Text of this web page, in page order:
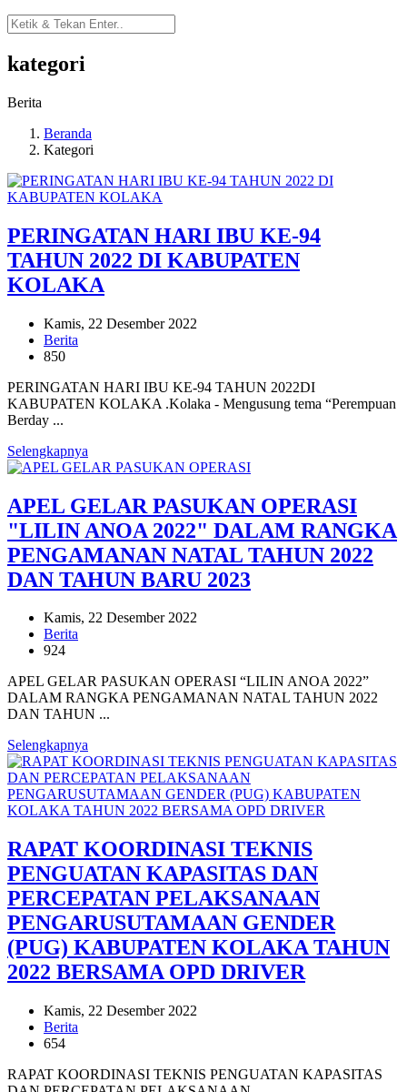
kategori
Berita
Beranda
Kategori
PERINGATAN HARI IBU KE-94
TAHUN 2022 DI KABUPATEN
KOLAKA
Kamis, 22 Desember 2022
Berita
850
PERINGATAN HARI IBU KE-94 TAHUN 2022DI
KABUPATEN KOLAKA .Kolaka - Mengusung tema “Perempuan
Berday ...
Selengkapnya
APEL GELAR PASUKAN OPERASI
"LILIN ANOA 2022" DALAM RANGKA
PENGAMANAN NATAL TAHUN 2022
DAN TAHUN BARU 2023
Kamis, 22 Desember 2022
Berita
924
APEL GELAR PASUKAN OPERASI “LILIN ANOA 2022”
DALAM RANGKA PENGAMANAN NATAL TAHUN 2022
DAN TAHUN ...
Selengkapnya
RAPAT KOORDINASI TEKNIS
PENGUATAN KAPASITAS DAN
PERCEPATAN PELAKSANAAN
PENGARUSUTAMAAN GENDER
(PUG) KABUPATEN KOLAKA TAHUN
2022 BERSAMA OPD DRIVER
Kamis, 22 Desember 2022
Berita
654
RAPAT KOORDINASI TEKNIS PENGUATAN KAPASITAS